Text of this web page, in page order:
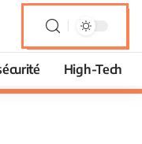
High-Tech